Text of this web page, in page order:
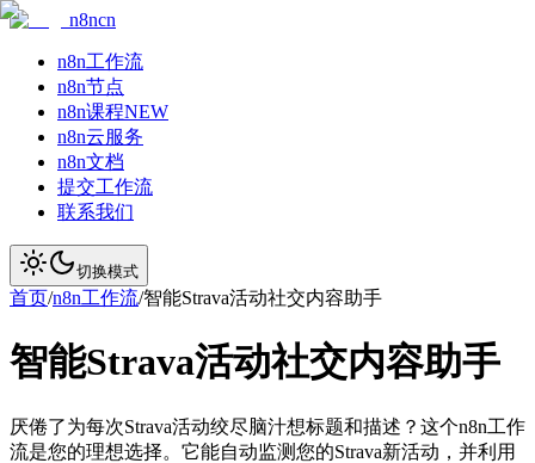
n8ncn
n8n工作流
n8n节点
n8n课程NEW
n8n云服务
n8n文档
提交工作流
联系我们
切换模式
首页/n8n工作流/智能Strava活动社交内容助手
智能Strava活动社交内容助手
厌倦了为每次Strava活动绞尽脑汁想标题和描述？这个n8n工作
流是您的理想选择。它能自动监测您的Strava新活动，并利用